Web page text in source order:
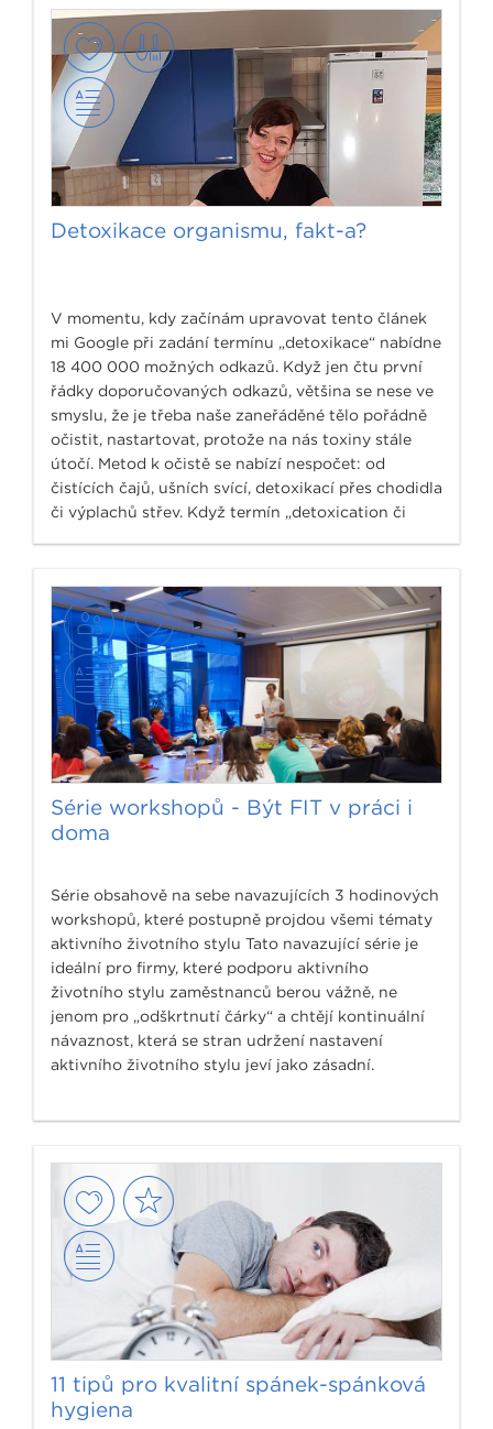
Detoxikace organismu, fakt-a?
V momentu, kdy začínám upravovat tento článek
mi Google při zadání termínu „detoxikace“ nabídne
18 400 000 možných odkazů. Když jen čtu první
řádky doporučovaných odkazů, většina se nese ve
smyslu, že je třeba naše zaneřáděné tělo pořádně
očistit, nastartovat, protože na nás toxiny stále
útočí. Metod k očistě se nabízí nespočet: od
čistících čajů, ušních svící, detoxikací přes chodidla
či výplachů střev. Když termín „detoxication či
počet článku, který se doslova vejde na prsty obou
rukou, tedy přesně 10 odborných článků.
Série workshopů - Být FIT v práci i
doma
Série obsahově na sebe navazujících 3 hodinových
workshopů, které postupně projdou všemi tématy
aktivního životního stylu Tato navazující série je
ideální pro firmy, které podporu aktivního
životního stylu zaměstnanců berou vážně, ne
jenom pro „odškrtnutí čárky“ a chtějí kontinuální
návaznost, která se stran udržení nastavení
aktivního životního stylu jeví jako zásadní.
11 tipů pro kvalitní spánek-spánková
hygiena